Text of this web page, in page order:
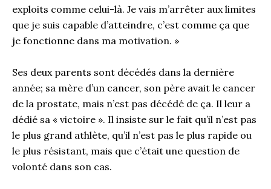
exploits comme celui-là. Je vais m’arrêter aux limites
que je suis capable d’atteindre, c’est comme ça que
je fonctionne dans ma motivation. »
Ses deux parents sont décédés dans la dernière
année; sa mère d’un cancer, son père avait le cancer
de la prostate, mais n’est pas décédé de ça. Il leur a
dédié sa « victoire ». Il insiste sur le fait qu’il n’est pas
le plus grand athlète, qu’il n’est pas le plus rapide ou
le plus résistant, mais que c’était une question de
volonté dans son cas.